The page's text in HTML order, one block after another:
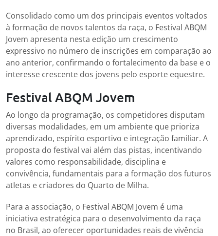
Consolidado como um dos principais eventos voltados
à formação de novos talentos da raça, o Festival ABQM
Jovem apresenta nesta edição um crescimento
expressivo no número de inscrições em comparação ao
ano anterior, confirmando o fortalecimento da base e o
interesse crescente dos jovens pelo esporte equestre.
Festival ABQM Jovem
Ao longo da programação, os competidores disputam
diversas modalidades, em um ambiente que prioriza
aprendizado, espírito esportivo e integração familiar. A
proposta do festival vai além das pistas, incentivando
valores como responsabilidade, disciplina e
convivência, fundamentais para a formação dos futuros
atletas e criadores do Quarto de Milha.
Para a associação, o Festival ABQM Jovem é uma
iniciativa estratégica para o desenvolvimento da raça
no Brasil, ao oferecer oportunidades reais de vivência